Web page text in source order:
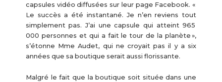
capsules vidéo diffusées sur leur page Facebook. «
Le succès a été instantané. Je n’en reviens tout
simplement pas. J’ai une capsule qui atteint 965
000 personnes et qui a fait le tour de la planète »,
s’étonne Mme Audet, qui ne croyait pas il y a six
années que sa boutique serait aussi florissante.
Malgré le fait que la boutique soit située dans une